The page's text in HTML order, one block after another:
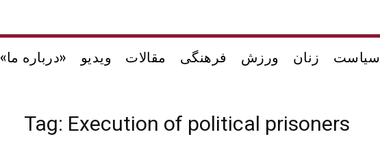
سیاست زنان ورزش فرهنگی مقالات ویدیو «درباره ما»
Tag: Execution of political prisoners